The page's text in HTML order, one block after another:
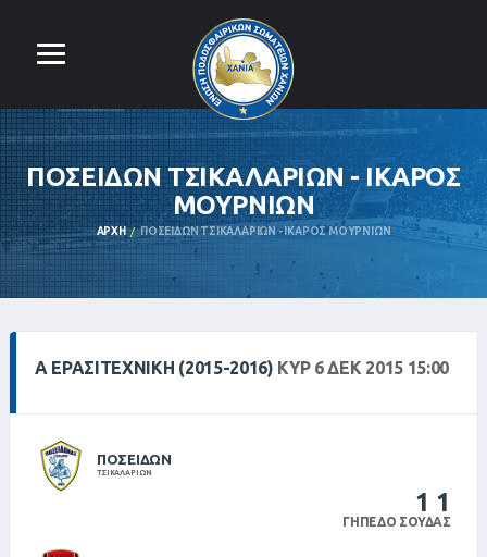
ΠΟΣΕΙΔΩΝ ΤΣΙΚΑΛΑΡΙΩΝ - ΙΚΑΡΟΣ
ΜΟΥΡΝΙΩΝ
ΑΡΧΉ ΠΟΣΕΙΔΩΝ ΤΣΙΚΑΛΑΡΙΩΝ - ΙΚΑΡΟΣ ΜΟΥΡΝΙΩΝ
Α ΕΡΑΣΙΤΕΧΝΙΚΗ (2015-2016) ΚΥΡ 6 ΔΕΚ 2015 15:00
ΠΟΣΕΙΔΩΝ
ΤΣΙΚΑΛΑΡΙΩΝ
1 1
ΓΉΠΕΔΟ ΣΟΎΔΑΣ